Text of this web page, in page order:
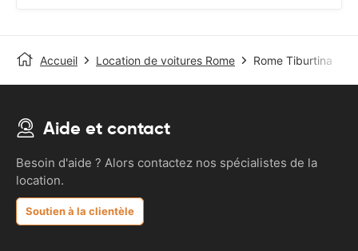
Accueil Location de voitures Rome Rome Tiburtina
Aide et contact
Besoin d'aide ? Alors contactez nos spécialistes de la
location.
Soutien à la clientèle